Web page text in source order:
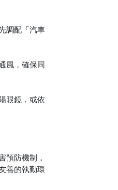
調配「汽車
風，確保同
眼鏡，或依
預防機制，
善的執勤環